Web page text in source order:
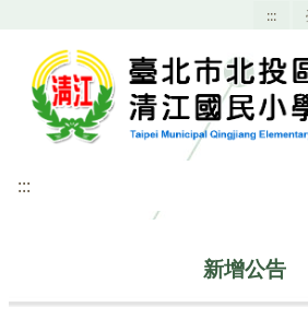
:::
:::
新增公告